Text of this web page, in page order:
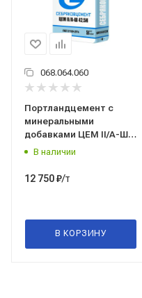
068.064.060
Портландцемент с
минеральными
добавками ЦЕМ II/A-Ш
42,5Н (М500 Д20) тара 50
45мешков), ГОСТ 31108-
В наличии
12 750₽/т
В КОРЗИНУ